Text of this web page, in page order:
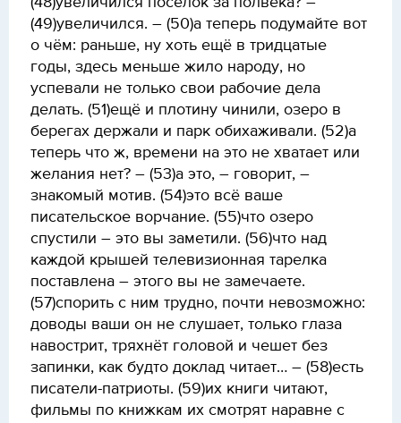
(49)увеличился. – (50)а теперь подумайте вот
о чём: раньше, ну хоть ещё в тридцатые
годы, здесь меньше жило народу, но
успевали не только свои рабочие дела
делать. (51)ещё и плотину чинили, озеро в
берегах держали и парк обихаживали. (52)а
теперь что ж, времени на это не хватает или
желания нет? – (53)а это, – говорит, –
знакомый мотив. (54)это всё ваше
писательское ворчание. (55)что озеро
спустили – это вы заметили. (56)что над
каждой крышей телевизионная тарелка
поставлена – этого вы не замечаете.
(57)спорить с ним трудно, почти невозможно:
доводы ваши он не слушает, только глаза
навострит, тряхнёт головой и чешет без
запинки, как будто доклад читает… – (58)есть
писатели-патриоты. (59)их книги читают,
фильмы по книжкам их смотрят наравне с